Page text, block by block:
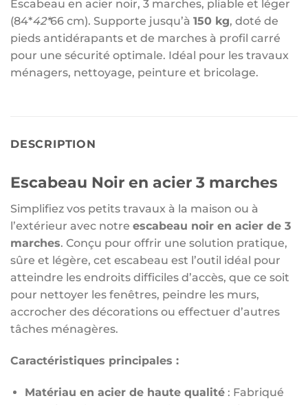
Escabeau en acier noir, 3 marches, pliable et léger
(84*42*66 cm). Supporte jusqu’à 150 kg, doté de
pieds antidérapants et de marches à profil carré
pour une sécurité optimale. Idéal pour les travaux
ménagers, nettoyage, peinture et bricolage.
DESCRIPTION
Escabeau Noir en acier 3 marches
Simplifiez vos petits travaux à la maison ou à
l’extérieur avec notre escabeau noir en acier de 3
marches. Conçu pour offrir une solution pratique,
sûre et légère, cet escabeau est l’outil idéal pour
atteindre les endroits difficiles d’accès, que ce soit
pour nettoyer les fenêtres, peindre les murs,
accrocher des décorations ou effectuer d’autres
tâches ménagères.
Caractéristiques principales :
Matériau en acier de haute qualité: Fabriqué